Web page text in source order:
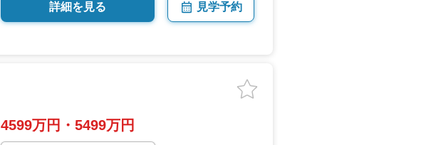
詳細を見る 見学予約
4599万円・5499万円